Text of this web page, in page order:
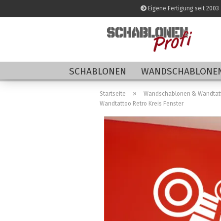
Eigene Fertigung seit 2003
SCHABLONEN
Startseite » Wandschablonen &
Wandtattoo Retro Kreis Fenster